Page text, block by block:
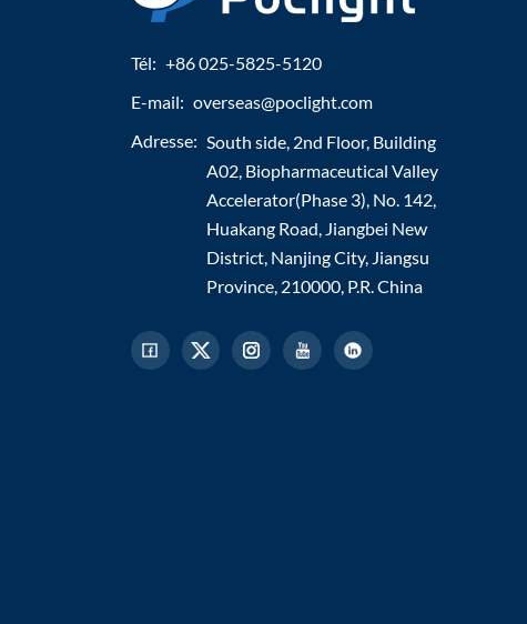
Tél: +86 025-5825-5120
E-mail: overseas@poclight.com
Adresse: South side, 2nd Floor, Building
A02, Biopharmaceutical Valley
Accelerator(Phase 3), No. 142,
Huakang Road, Jiangbei New
District, Nanjing City, Jiangsu
Province, 210000, P.R. China